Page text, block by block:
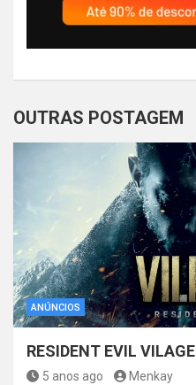
OUTRAS POSTAGEM
ANÚNCIOS
RESIDENT EVIL VILAGE
5 anos ago Menkay